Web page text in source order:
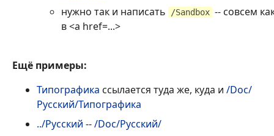
нужно так и написать
/Sandbox -- совсем
в <a href=...>
Ещё примеры:
Типографика ссылается туда же, куда и /Doc/
Русский/Типографика
../Русский --/Doc/Русский/